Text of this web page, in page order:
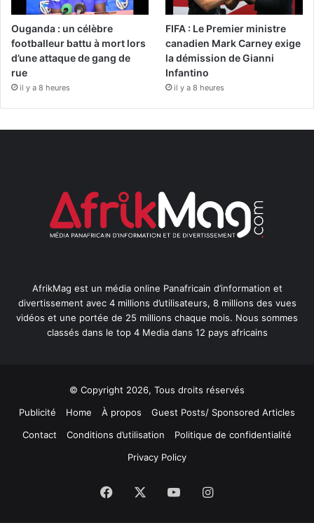
Ouganda : un célèbre
footballeur battu à mort lors
d’une attaque de gang de
rue
il y a 8 heures
FIFA : Le Premier ministre
canadien Mark Carney exige
la démission de Gianni
Infantino
il y a 8 heures
AfrikMag est un média online Panafricain d’information et
divertissement avec 4 millions d’utilisateurs, 8 millions des vues
vidéos et une portée de 25 millions chaque mois. Nous sommes
classés dans le top 4 Media dans 12 pays africains
© Copyright 2026, Tous droits réservés
Publicité
Home À propos
Guest Posts/ Sponsored Articles
Contact
Conditions d’utilisation
Politique de confidentialité
Privacy Policy
Facebook YouTubeInstagram